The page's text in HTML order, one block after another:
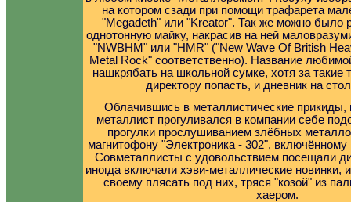
на котором сзади при помощи трафарета
"Megadeth" или "Kreator". Так же можно было
однотонную майку, накрасив на ней
"NWBHM" или "HMR" ("New Wave Of British
Metal Rock" соответственно). Название
нашкрябать на школьной сумке, хотя за
директору попасть, и дневник на
Облачившись в металлистические прикиды,
металлист прогуливался в компании себе
прогулки прослушиванием злёбных
магнитофону "Электроника - 302", включённому
Совметаллисты с удовольствием посещали
иногда включали хэви-металлические новинки,
своему плясать под них, тряся "козой" из
хаером.